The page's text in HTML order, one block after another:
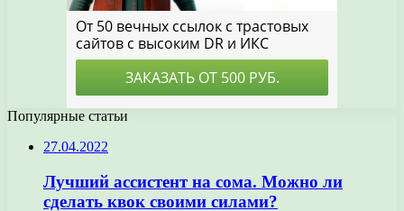
Популярные статьи
27.04.2022
Лучший ассистент на сома. Можно ли
сделать квок своими силами?